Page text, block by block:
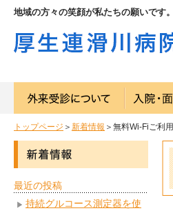
地域の方々の笑顔が私たちの願いです
トップページ ＞ 新着情報 ＞無料Wi-Fiご利
最近の投稿
持続グルコース測定器を使